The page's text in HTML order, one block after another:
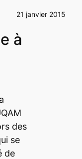
21 janvier 2015
à
des
se
de